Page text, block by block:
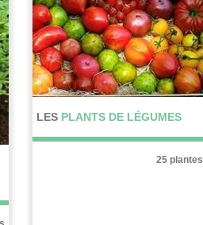
LES PLANTS DE LÉGUMES
25 plantes